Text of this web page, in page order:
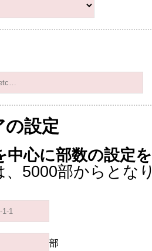
の設定
中心に部数の設定
、5000部からとな
部